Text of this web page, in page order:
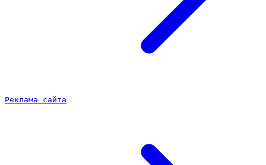
Реклама сайта